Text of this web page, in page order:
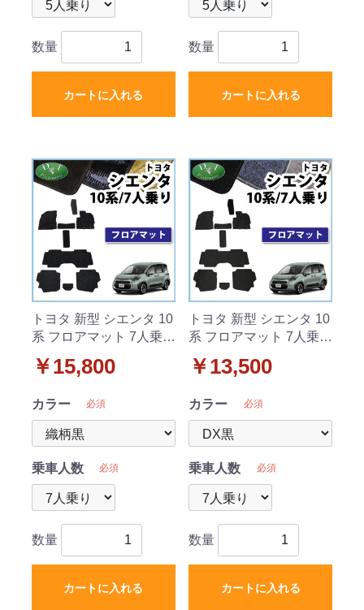
数量
カートに入れる
数量
カートに入れる
トヨタ 新型 シエンタ 10
系 フロアマット 7人乗り
￥15,800
カラー 必須
乗車人数 必須
数量
カートに入れる
トヨタ 新型 シエンタ 10
系 フロアマット 7人乗り
￥13,500
カラー 必須
乗車人数 必須
数量
カートに入れる